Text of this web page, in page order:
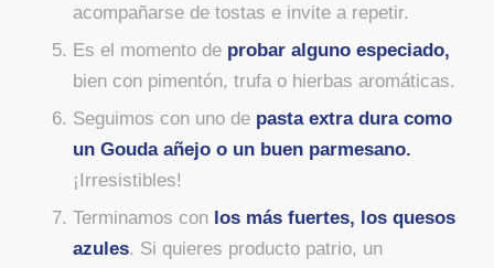
acompañarse de tostas e invite a repetir.
Es el momento de probar alguno especiado,
bien con pimentón, trufa o hierbas aromáticas.
Seguimos con uno de pasta extra dura como
un Gouda añejo o un buen parmesano.
¡Irresistibles!
Terminamos con los más fuertes, los quesos
azules. Si quieres producto patrio, un